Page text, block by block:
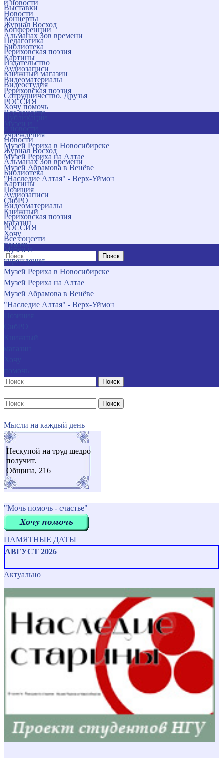
и новости
Новости
Журнал Восход
Альманах Зов времени
Библиотека
Картины
Аудиозаписи
Видеоматериалы
Рериховская поэзия
РОССИЯ
Все соцсети
учреждения
Музей Рериха в Новосибирске
Музей Рериха на Алтае
Музей Абрамова в Венёве
"Наследие Алтая" - Верх-Уймон
Позиция
СибРО
Книжный
магазин
Хочу
помочь
Поиск
Выставки
Концерты
Конференции
Педагогика
Рериховская поэзия
Издательство
Книжный магазин
Видеостудия
Сотрудничество. Друзья
Хочу помочь
Новости
Журнал Восход
Альманах Зов времени
Библиотека
Картины
Аудиозаписи
Видеоматериалы
Рериховская поэзия
РОССИЯ
Все соцсети
Музеи и
учреждения
Музей Рериха в Новосибирске
Музей Рериха на Алтае
Музей Абрамова в Венёве
"Наследие Алтая" - Верх-Уймон
Поиск
Поиск
Мысли на каждый день
Нескупой на труд щедро
получит.
Община, 216
"Мочь помочь - счастье"
ПАМЯТНЫЕ ДАТЫ
АВГУСТ 2026
Актуально